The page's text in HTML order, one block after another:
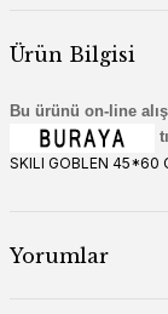
Ürün Bilgisi
Bu ürünü on-line
SKILI GOBLEN 45*60
Yorumlar